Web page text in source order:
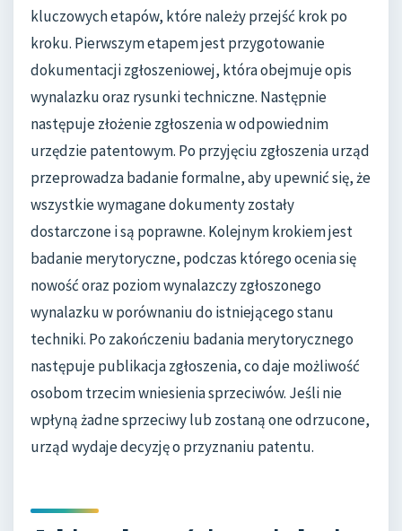
kluczowych etapów, które należy przejść krok po
kroku. Pierwszym etapem jest przygotowanie
dokumentacji zgłoszeniowej, która obejmuje opis
wynalazku oraz rysunki techniczne. Następnie
następuje złożenie zgłoszenia w odpowiednim
urzędzie patentowym. Po przyjęciu zgłoszenia urząd
przeprowadza badanie formalne, aby upewnić się, że
wszystkie wymagane dokumenty zostały
dostarczone i są poprawne. Kolejnym krokiem jest
badanie merytoryczne, podczas którego ocenia się
nowość oraz poziom wynalazczy zgłoszonego
wynalazku w porównaniu do istniejącego stanu
techniki. Po zakończeniu badania merytorycznego
następuje publikacja zgłoszenia, co daje możliwość
osobom trzecim wniesienia sprzeciwów. Jeśli nie
wpłyną żadne sprzeciwy lub zostaną one odrzucone,
urząd wydaje decyzję o przyznaniu patentu.